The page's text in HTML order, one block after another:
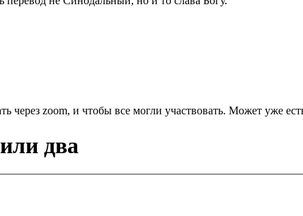
zoom, и чтобы все могли участвовать. Может уже
два